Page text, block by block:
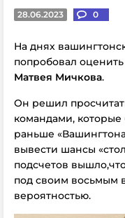
28.06.2023 0
На днях
попробовал
Матвея Мичкова.
Он решил
командами, которые
раньше
вывести шансы
подсчетов
под своим восьмым
вероятностью.